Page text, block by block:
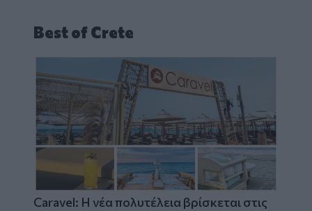
Best of Crete
Caravel: Η νέα πολυτέλεια βρίσκεται στις